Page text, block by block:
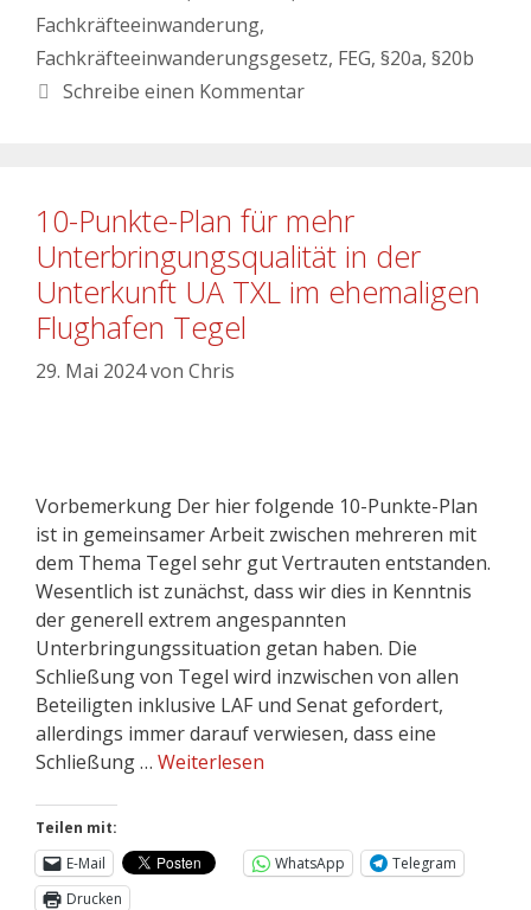
Fachkräfteeinwanderung,
Fachkräfteeinwanderungsgesetz, FEG, §20a, §20b
Schreibe einen Kommentar
10-Punkte-Plan für mehr
Unterbringungsqualität in der
Unterkunft UA TXL im ehemaligen
Flughafen Tegel
29. Mai 2024von Chris
Vorbemerkung Der hier folgende 10-Punkte-Plan
ist in gemeinsamer Arbeit zwischen mehreren mit
dem Thema Tegel sehr gut Vertrauten entstanden.
Wesentlich ist zunächst, dass wir dies in Kenntnis
der generell extrem angespannten
Unterbringungssituation getan haben. Die
Schließung von Tegel wird inzwischen von allen
Beteiligten inklusive LAF und Senat gefordert,
allerdings immer darauf verwiesen, dass eine
Schließung … Weiterlesen
Teilen mit:
E-Mail
WhatsApp
Telegram
Drucken